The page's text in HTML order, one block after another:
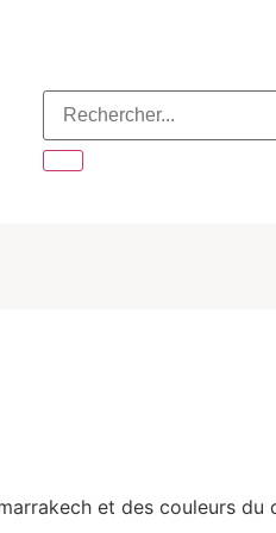
et des couleurs du